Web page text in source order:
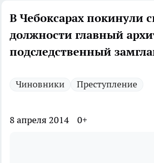
В Чебоксарах покинули
должности главный
подследственный
Чиновники Преступление
8 апреля 2014 0+